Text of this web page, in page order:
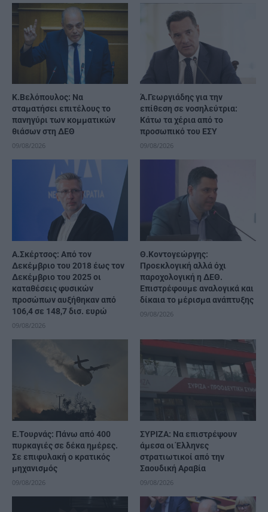
Κ.Βελόπουλος: Να
σταματήσει επιτέλους το
πανηγύρι των κομματικών
θιάσων στη ΔΕΘ
09/08/2026
Ά.Γεωργιάδης για την
επίθεση σε νοσηλεύτρια:
Κάτω τα χέρια από το
προσωπικό του ΕΣΥ
09/08/2026
A.Σκέρτσος: Από τον
Δεκέμβριο του 2018 έως τον
Δεκέμβριο του 2025 οι
καταθέσεις φυσικών
προσώπων αυξήθηκαν από
106,4 σε 148,7 δισ. ευρώ
09/08/2026
Θ.Κοντογεώργης:
Προεκλογική αλλά όχι
παροχολογική η ΔΕΘ.
Επιστρέφουμε αναλογικά και
δίκαια το μέρισμα ανάπτυξης
09/08/2026
Ε.Τουρνάς: Πάνω από 400
πυρκαγιές σε δέκα ημέρες.
Σε επιφυλακή ο κρατικός
μηχανισμός
09/08/2026
ΣΥΡΙΖΑ: Να επιστρέψουν
άμεσα οι Έλληνες
στρατιωτικοί από την
Σαουδική Αραβία
09/08/2026